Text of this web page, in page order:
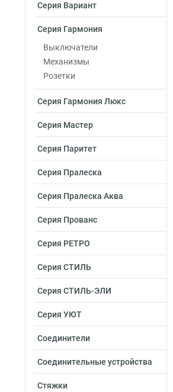
Серия Вариант
Серия Гармония
Выключатели
Механизмы
Розетки
Серия Гармония Люкс
Серия Мастер
Серия Паритет
Серия Пралеска
Серия Пралеска Аква
Серия Прованс
Серия РЕТРО
Серия СТИЛЬ
Серия СТИЛЬ-ЭЛИ
Серия УЮТ
Соединители
Соединительные устройства
Стяжки